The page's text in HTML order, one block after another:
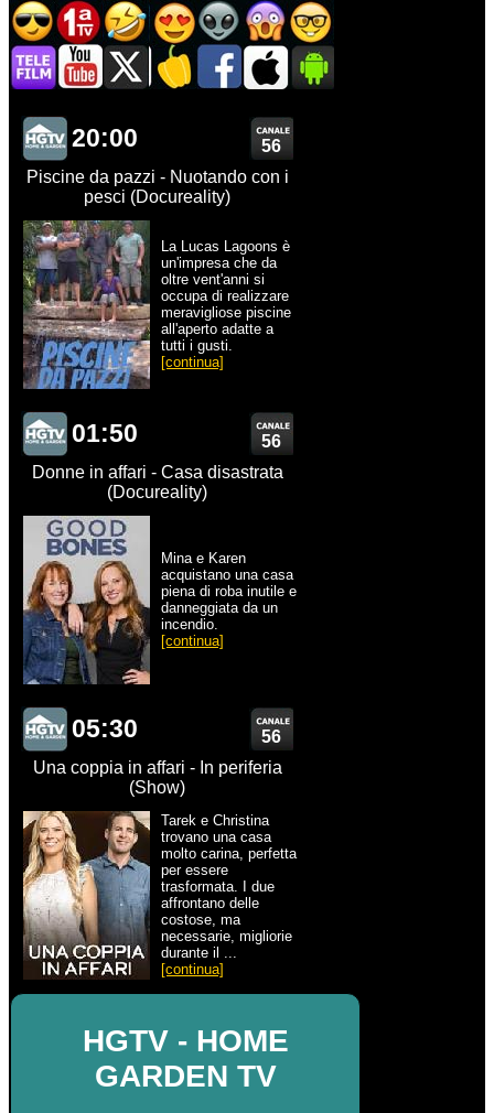
20:00
56
Piscine da pazzi - Nuotando con i
pesci (Docureality)
La Lucas Lagoons è
un'impresa che da
oltre vent'anni si
occupa di realizzare
meravigliose piscine
all'aperto adatte a
tutti i gusti.
[continua]
01:50
56
Donne in affari - Casa disastrata
(Docureality)
Mina e Karen
acquistano una casa
piena di roba inutile e
danneggiata da un
incendio.
[continua]
05:30
56
Una coppia in affari - In periferia
(Show)
Tarek e Christina
trovano una casa
molto carina, perfetta
per essere
trasformata. I due
affrontano delle
costose, ma
necessarie, migliorie
durante il ...
[continua]
HGTV - HOME
GARDEN TV